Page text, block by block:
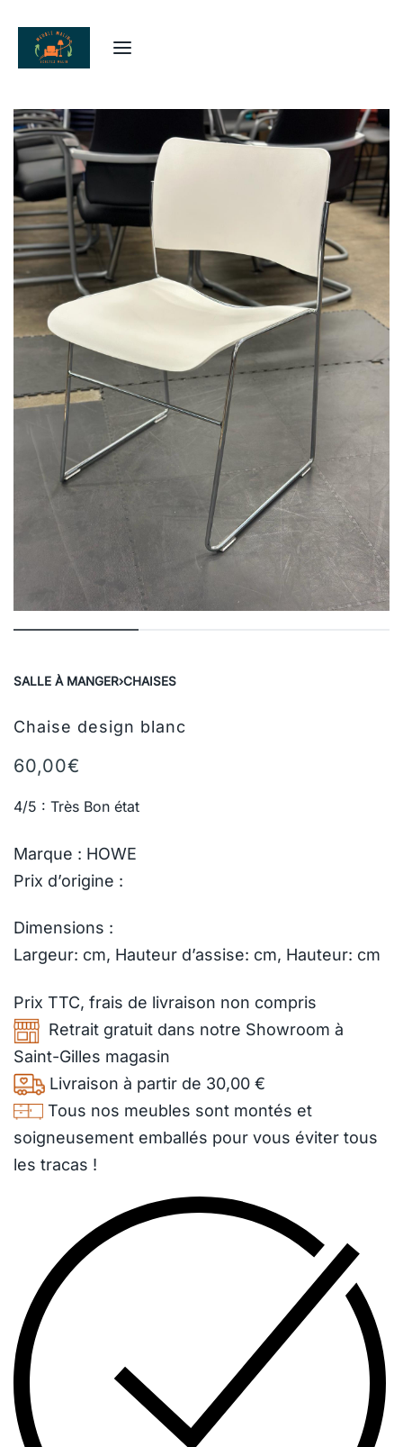
SALLE À MANGER›CHAISES
Chaise design blanc
60,00€
4/5 : Très Bon état
Marque : HOWE
Prix d’origine :
Dimensions :
Largeur: cm, Hauteur d’assise: cm, Hauteur: cm
Prix TTC, frais de livraison non compris
Retrait gratuit dans notre Showroom à
Saint-Gilles magasin
Livraison à partir de 30,00 €
Tous nos meubles sont montés et
soigneusement emballés pour vous éviter tous
les tracas !